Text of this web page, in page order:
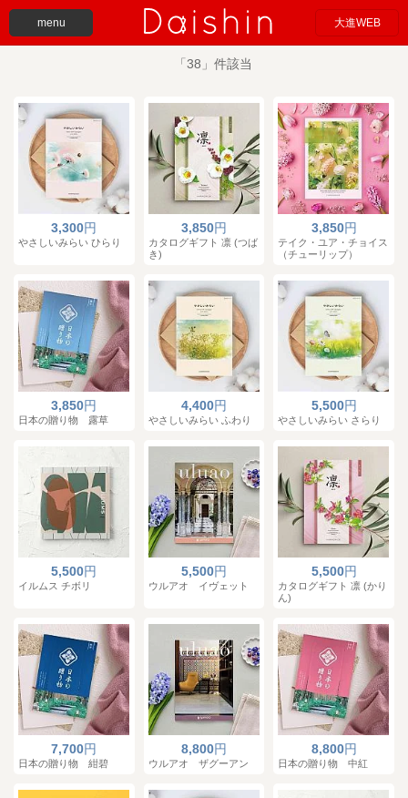
menu 大進WEB
「38」件該当
3,300円
やさしいみらい ひらり
3,850円
カタログギフト 凛 (つば
き)
3,850円
テイク・ユア・チョイス
（チューリップ）
3,850円
日本の贈り物 露草
4,400円
やさしいみらい ふわり
5,500円
やさしいみらい さらり
5,500円
イルムス チボリ
5,500円
ウルアオ イヴェット
5,500円
カタログギフト 凛 (かり
ん)
7,700円
日本の贈り物 紺碧
8,800円
ウルアオ ザグーアン
8,800円
日本の贈り物 中紅